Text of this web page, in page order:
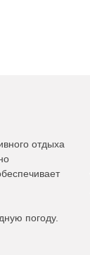
отдыха
погоду.